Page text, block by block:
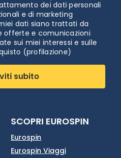
dei dati personali
e di marketing
dati siano trattati da
offerte e comunicazioni
sui miei interessi e sulle
(profilazione)
subito
SCOPRI EUROSPIN
Eurospin
Eurospin Viaggi